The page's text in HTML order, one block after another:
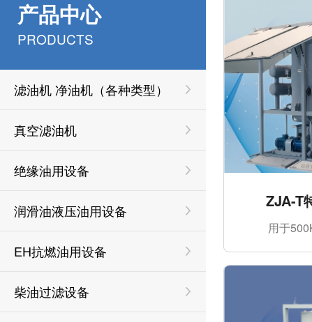
产品中心
PRODUCTS
滤油机 净油机（各种类型）
真空滤油机
绝缘油用设备
润滑油液压油用设备
EH抗燃油用设备
柴油过滤设备
ZJA-T
用于